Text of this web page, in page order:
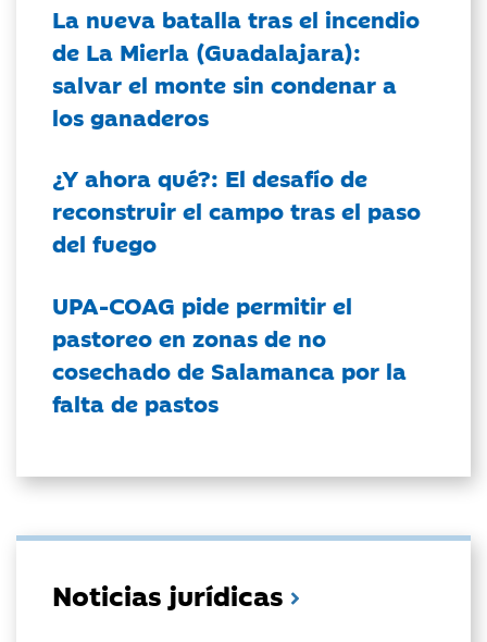
La nueva batalla tras el incendio
de La Mierla (Guadalajara):
salvar el monte sin condenar a
los ganaderos
¿Y ahora qué?: El desafío de
reconstruir el campo tras el paso
del fuego
UPA-COAG pide permitir el
pastoreo en zonas de no
cosechado de Salamanca por la
falta de pastos
Noticias jurídicas